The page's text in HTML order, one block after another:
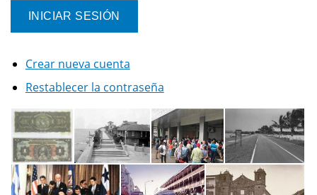
Crear nueva cuenta
Restablecer la contraseña